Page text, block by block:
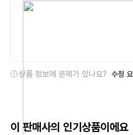
상품 정보에 문제가 있나요? 수정
이 판매사의 인기상품이에요